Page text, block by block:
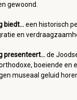
gewoond.
biedt...een historisch
en
presenteert...de
boeiende en
museaal geluid